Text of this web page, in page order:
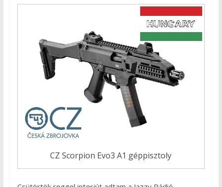
CZ Scorpion Evo3 A1 géppisztoly